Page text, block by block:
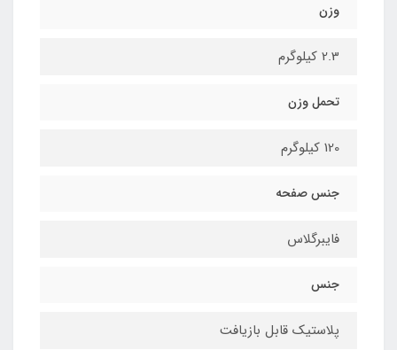
وزن
2.3 کیلوگرم
تحمل وزن
120 کیلوگرم
جنس صفحه
فایبرگلاس
جنس
پلاستیک قابل بازیافت